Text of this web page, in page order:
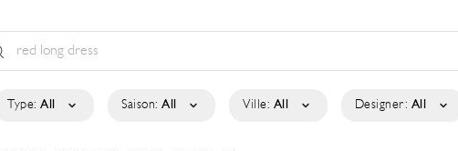
Type: All Saison: All Ville: All Designer: All